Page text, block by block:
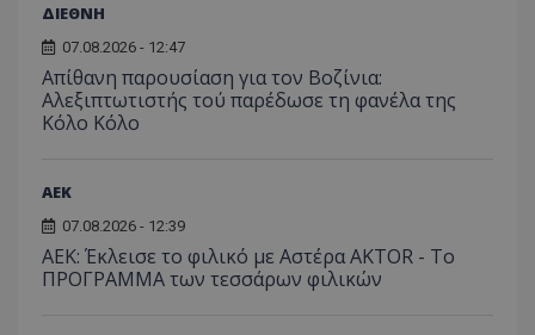
ΔΙΕΘΝΗ
07.08.2026 - 12:47
Απίθανη παρουσίαση για τον Βοζίνια:
Αλεξιπτωτιστής τού παρέδωσε τη φανέλα της
Κόλο Κόλο
ΑEK
07.08.2026 - 12:39
ΑΕΚ: Έκλεισε το φιλικό με Αστέρα AKTOR - Το
ΠΡΟΓΡΑΜΜΑ των τεσσάρων φιλικών